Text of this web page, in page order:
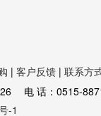
| 客户反馈 | 联系方
电 话：0515-
-1